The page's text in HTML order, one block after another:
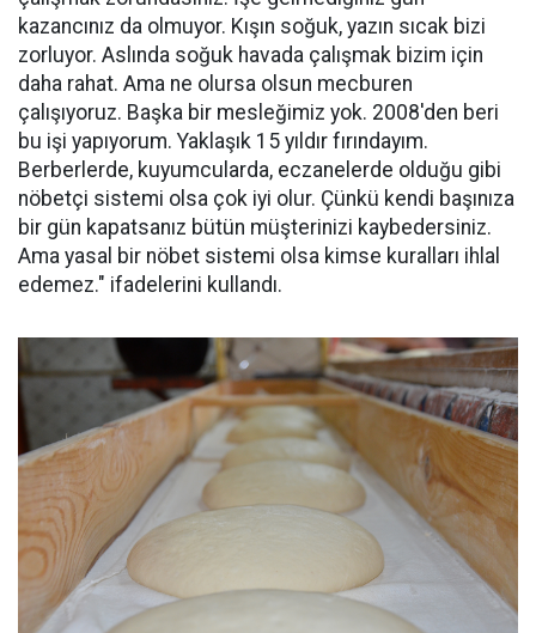
kazancınız da olmuyor. Kışın soğuk, yazın sıcak bizi
zorluyor. Aslında soğuk havada çalışmak bizim için
daha rahat. Ama ne olursa olsun mecburen
çalışıyoruz. Başka bir mesleğimiz yok. 2008'den beri
bu işi yapıyorum. Yaklaşık 15 yıldır fırındayım.
Berberlerde, kuyumcularda, eczanelerde olduğu gibi
nöbetçi sistemi olsa çok iyi olur. Çünkü kendi başınıza
bir gün kapatsanız bütün müşterinizi kaybedersiniz.
Ama yasal bir nöbet sistemi olsa kimse kuralları ihlal
edemez." ifadelerini kullandı.